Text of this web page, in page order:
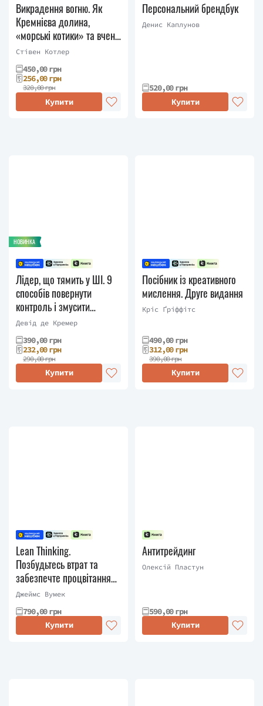
Викрадення вогню. Як
Кремнієва долина,
«морські котики» та вчені-
новатори
революціонізують наш
спосіб життя та праці
Стівен Котлер
450,00 грн
256,00 грн
320,00 грн
Купити
Персональний брендбук
Денис Каплунов
520,00 грн
Купити
НОВИНКА
Лідер, що тямить у ШІ. 9
способів повернути
контроль і змусити
штучний інтелект
працювати
Девід де Кремер
390,00 грн
232,00 грн
290,00 грн
Купити
Посібник із креативного
мислення. Друге видання
Кріс Ґріффітс
490,00 грн
312,00 грн
390,00 грн
Купити
Lean Thinking.
Позбудьтесь втрат та
забезпечте процвітання
вашій компанії
Джеймс Вумек
790,00 грн
Купити
Антитрейдинг
Олексій Пластун
590,00 грн
Купити